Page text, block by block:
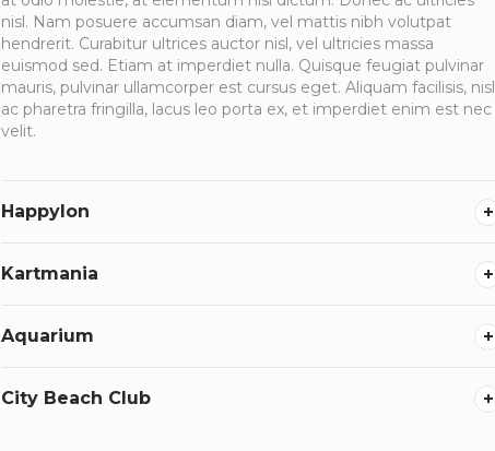
nisl. Nam posuere accumsan diam, vel mattis nibh volutpat
hendrerit. Curabitur ultrices auctor nisl, vel ultricies massa
euismod sed. Etiam at imperdiet nulla. Quisque feugiat pulvinar
mauris, pulvinar ullamcorper est cursus eget. Aliquam facilisis, nisl
ac pharetra fringilla, lacus leo porta ex, et imperdiet enim est nec
velit.
Happylon
Kartmania
Aquarium
City Beach Club